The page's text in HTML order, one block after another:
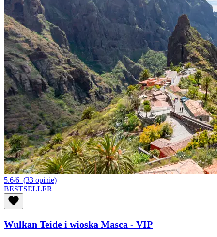
5.6/6 (33 opinie)
BESTSELLER
Wulkan Teide i wioska Masca - VIP